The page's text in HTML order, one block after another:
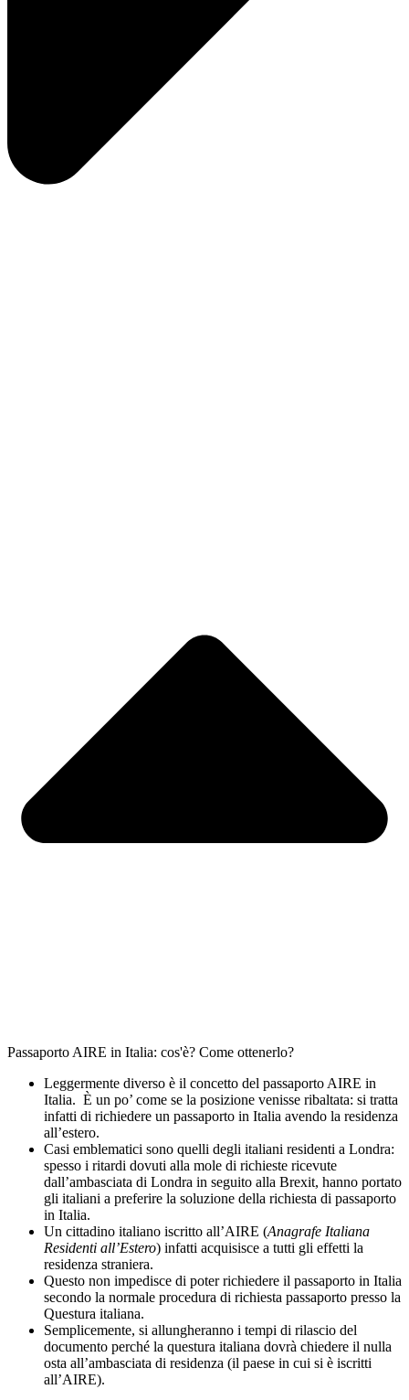
Passaporto AIRE in Italia: cos'è? Come ottenerlo?
Leggermente diverso è il concetto del passaporto AIRE in
Italia. È un po’ come se la posizione venisse ribaltata: si tratta
infatti di richiedere un passaporto in Italia avendo la residenza
all’estero.
Casi emblematici sono quelli degli italiani residenti a Londra:
spesso i ritardi dovuti alla mole di richieste ricevute
dall’ambasciata di Londra in seguito alla Brexit, hanno portato
gli italiani a preferire la soluzione della richiesta di passaporto
in Italia.
Un cittadino italiano iscritto all’AIRE (Anagrafe Italiana
Residenti all’Estero) infatti acquisisce a tutti gli effetti la
residenza straniera.
Questo non impedisce di poter richiedere il passaporto in Italia
secondo la normale procedura di richiesta passaporto presso la
Questura italiana.
Semplicemente, si allungheranno i tempi di rilascio del
documento perché la questura italiana dovrà chiedere il nulla
osta all’ambasciata di residenza (il paese in cui si è iscritti
all’AIRE).